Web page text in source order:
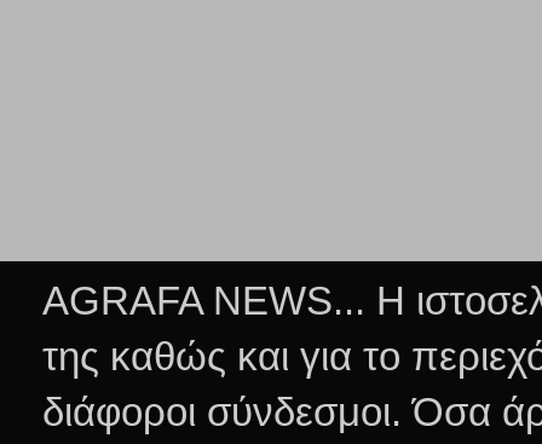
AGRAFA NEWS... Η
της καθώς και για το
διάφοροι σύνδεσμοι.Όσα